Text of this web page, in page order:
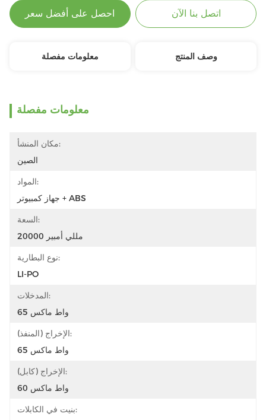
احصل على أفضل سعر اتصل بنا الآن
معلومات مفصلة وصف المنتج
معلومات مفصلة
مكان المنشأ:
الصين
المواد:
جهاز كمبيوتر + ABS
السعة:
20000 مللي أمبير
نوع البطارية:
LI-PO
المدخلات:
65 واط ماكس
الإخراج (المنفذ):
65 واط ماكس
الإخراج (كابل):
60 واط ماكس
بنيت في الكابلات: